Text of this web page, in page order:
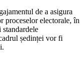
de a asigura
proceselor electorale, în
ședinței vor fi